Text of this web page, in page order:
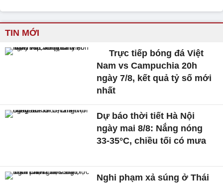
TIN MỚI
Trực tiếp bóng đá Việt
Nam vs Campuchia 20h
ngày 7/8, kết quả tỷ số mới
nhất
Dự báo thời tiết Hà Nội
ngày mai 8/8: Nắng nóng
33-35°C, chiều tối có mưa
Nghi phạm xả súng ở Thái